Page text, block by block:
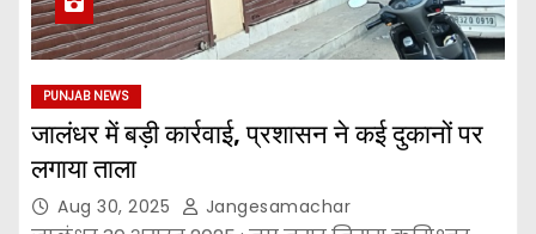
PUNJAB NEWS
जालंधर में बड़ी कार्रवाई, प्रशासन ने कई दुकानों पर
लगाया ताला
Aug 30, 2025 Jangesamachar